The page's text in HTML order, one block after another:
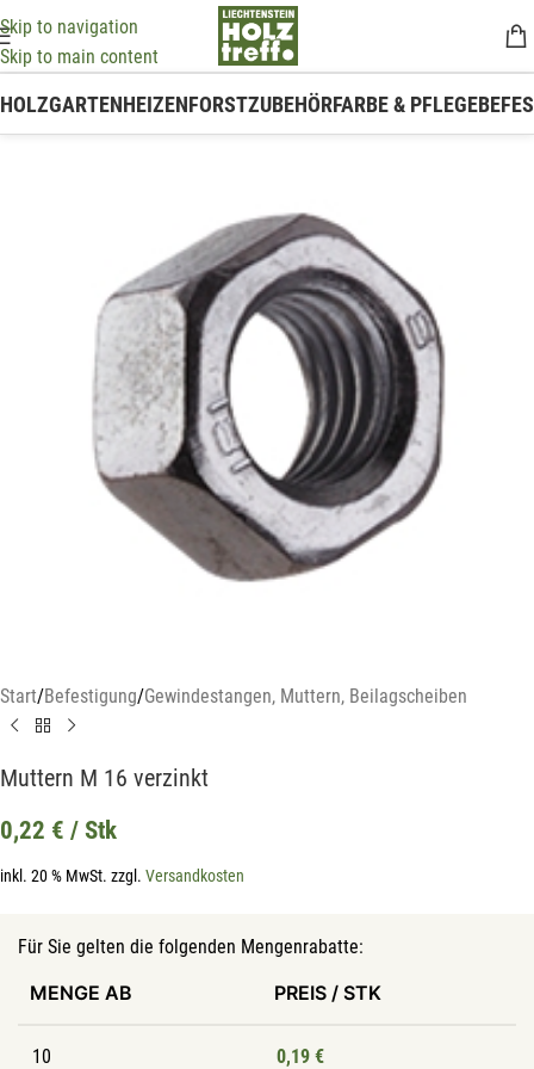
Skip to navigation
Skip to main content
HOLZGARTENHEIZENFORSTZUBEHÖRFARBE & PFLEGE
Start/Befestigung/Gewindestangen, Muttern, Beilagscheiben
Muttern M 16 verzinkt
0,22 € / Stk
inkl. 20 % MwSt. zzgl. Versandkosten
Für Sie gelten die folgenden Mengenrabatte:
MENGE AB PREIS / STK
10 0,19 €